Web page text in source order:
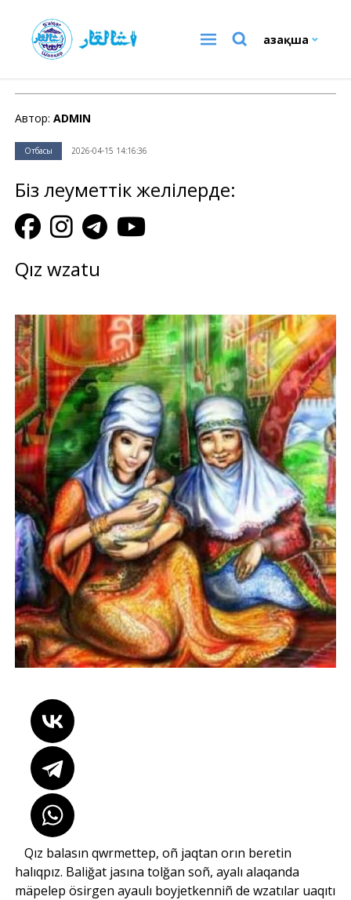
Қазақша
Автор: ADMIN
Отбасы 2026-04-15 14:16:36
Біз әлеуметтік желілерде:
Qız wzatu
Qız balasın qwrmettep, oñ jaqtan orın beretin
halıqpız. Baliğat jasına tolğan soñ, ayalı alaqanda
mäpelep ösirgen ayaulı boyjetkenniñ de wzatılar uaqıtı